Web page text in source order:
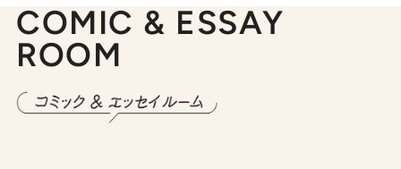
COMIC & ESSAY
ROOM